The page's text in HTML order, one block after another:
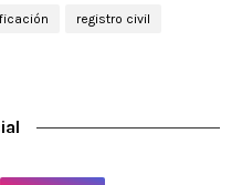
registro civil